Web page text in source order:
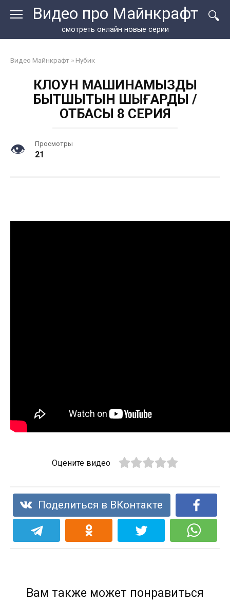
Видео про Майнкрафт
смотреть онлайн новые серии
Видео Майнкрафт » Нубик
КЛОУН МАШИНАМЫЗДЫҢ
БЫТШЫТЫН ШЫҒАРДЫ /
ОТБАСЫ 8 СЕРИЯ
Просмотры
21
Оцените видео
Поделиться в ВКонтакте
Вам также может понравиться